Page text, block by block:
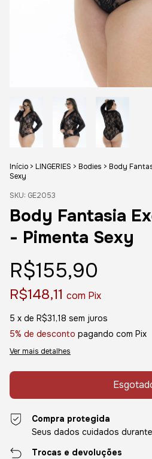
Início > LINGERIES > Bodies > Body
Sexy
SKU: GE2053
Body Fantasia
- Pimenta Sexy
R$155,90
R$148,11 com Pix
5 x de R$31,18 sem juros
5% de desconto pagando com Pix
Ver mais detalhes
Compra protegida
Seus dados cuidados
Trocas e devoluções